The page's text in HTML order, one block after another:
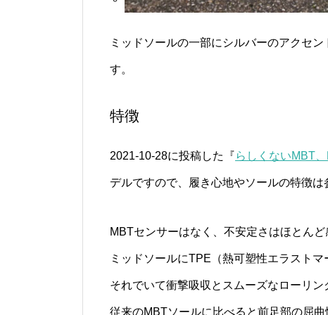
ミッドソールの一部にシルバーのアクセ
す。
特徴
2021-10-28に投稿した『らしくないMBT
デルですので、履き心地やソールの特徴は
MBTセンサーはなく、不安定さはほとんど
ミッドソールにTPE（熱可塑性エラスト
それでいて衝撃吸収とスムーズなローリン
従来のMBTソールに比べると前足部の屈曲